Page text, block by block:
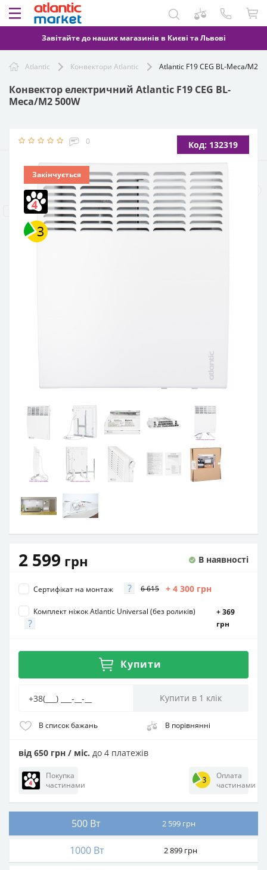
Завітайте до наших магазинів в Києві та Львові
Atlantic Конвектори Atlantic Atlantic F19 CEG BL-Meca/M2
Конвектор електричний Atlantic F19 CEG BL-
Meca/M2 500W
0 Код: 132319
Закінчується
В наявності
2 599 грн
Сертифікат на монтаж ? 6 615 + 4 300 грн
Комплект ніжок Atlantic Universal (без роликiв)
?
+ 369
грн
Купити
В список бажань В порівнянні
від 650 грн / міс. до 4 платежів
Покупка
частинами
Оплата
частинами
500 Вт 2 599 грн
1000 Вт 2 899 грн